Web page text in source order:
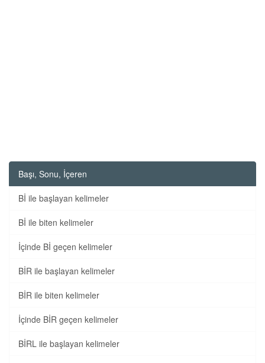
Başı, Sonu, İçeren
Bİ ile başlayan kelimeler
Bİ ile biten kelimeler
İçinde Bİ geçen kelimeler
BİR ile başlayan kelimeler
BİR ile biten kelimeler
İçinde BİR geçen kelimeler
BİRL ile başlayan kelimeler